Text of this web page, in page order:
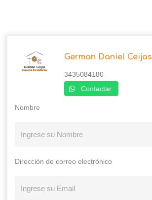
German Daniel Ceijas
3435084180
Contactar
Nombre
Dirección de correo electrónico